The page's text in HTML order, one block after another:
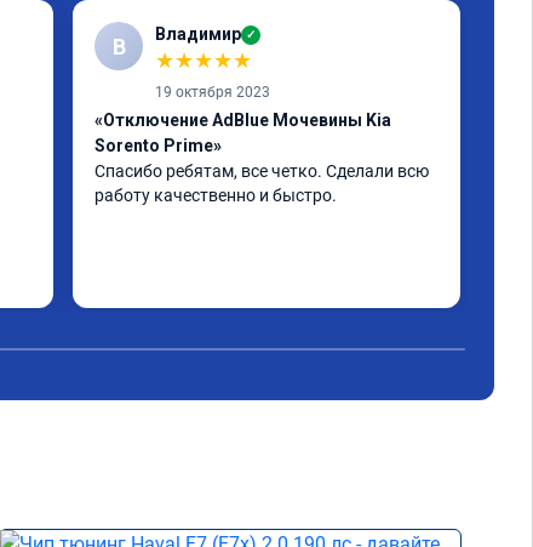
В Владимир ✓
★★★★★
19 октября 2023
«Отключение AdBlue Мочевины Kia
Sorento Prime»
Спасибо ребятам, все четко. Сделали всю
работу качественно и быстро.